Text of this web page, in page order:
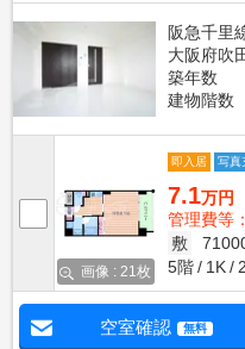
阪急千里
大阪府吹
築年数
建物階数
画像 : 21枚
即入居 写真
7.1万円
管理費等
敷
5階
1K
空室確認 無料